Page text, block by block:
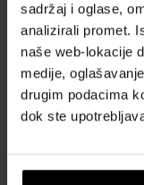
sadržaj i oglase,
analizirali promet.
naše web-lokacije
medije,
drugim podacima
dok ste
Zašto parfemi i satovi
Što je tester parfema?
Vodootpornost satova
Često postavljana
Samo originalna roba
Odustajanje od ugovora